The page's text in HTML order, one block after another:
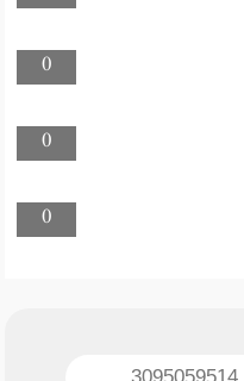
0
0
0